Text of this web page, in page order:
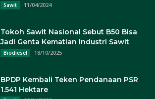
Sawit 11/04/2024
Tokoh Sawit Nasional Sebut B50 Bisa
Jadi Genta Kematian Industri Sawit
Biodiesel 18/10/2025
BPDP Kembali Teken Pendanaan PSR
1.541 Hektare